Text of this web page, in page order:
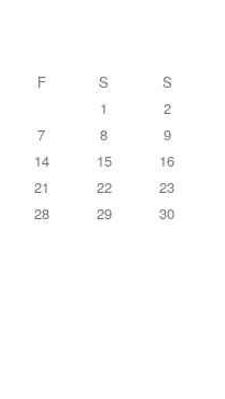
F S
S
1
2
7 8
9
14 15
16
21 22
23
28 29
30